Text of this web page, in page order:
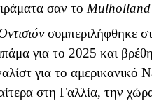
σαν το Mulholland
συμπεριλήφθηκε
για το 2025 και
για το αμερικανικό
στη Γαλλία, την